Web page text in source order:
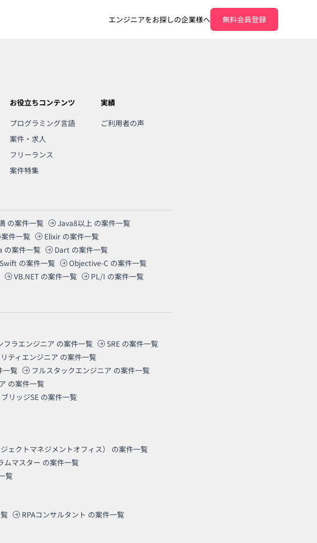
エンジニアをお探しの企業様へ 無料会員登録
お役立ちコンテンツ
プログラミング言語
案件・求人
フリーランス
案件特集
実績
ご利用者の声
の案件一覧 Java8以上 の案件一覧
案件一覧 Elixir の案件一覧
の案件一覧 Dart の案件一覧
Swift の案件一覧 Objective-C の案件一覧
VB.NET の案件一覧 PL/I の案件一覧
フラエンジニア の案件一覧 SRE の案件一覧
ティエンジニア の案件一覧
一覧 フルスタックエンジニア の案件一覧
の案件一覧
ブリッジSE の案件一覧
ェクトマネジメントオフィス）
の案件一覧
ムマスター の案件一覧
覧
RPAコンサルタント の案件一覧